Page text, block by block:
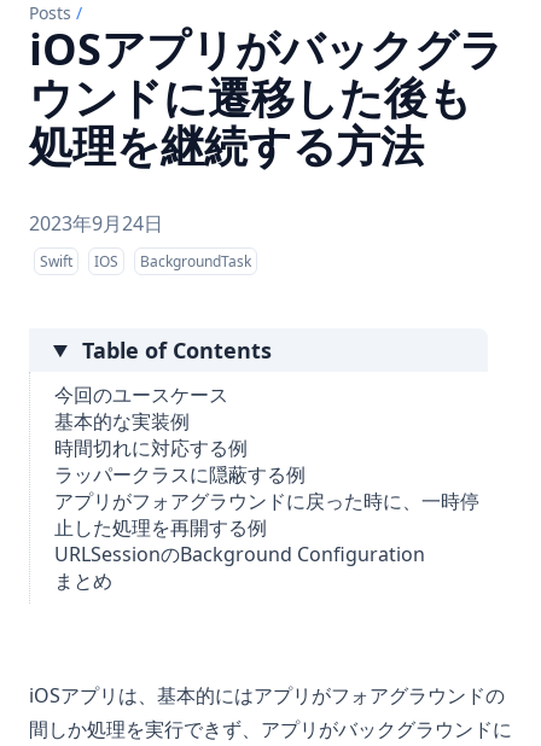
Posts /
iOSアプリがバックグラ
ウンドに遷移した後も
処理を継続する方法
2023年9月24日
Swift IOS BackgroundTask
Table of Contents
今回のユースケース
基本的な実装例
時間切れに対応する例
ラッパークラスに隠蔽する例
アプリがフォアグラウンドに戻った時に、一時停
止した処理を再開する例
URLSessionのBackground Configuration
まとめ
iOSアプリは、基本的にはアプリがフォアグラウンドの
間しか処理を実行できず、アプリがバックグラウンドに